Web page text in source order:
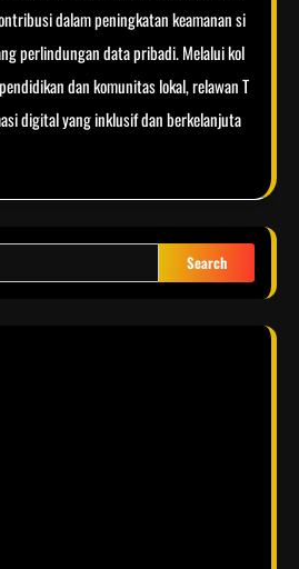
dalam peningkatan keamanan si
perlindungan data pribadi. Melalui kol
dan komunitas lokal, relawan T
digital yang inklusif dan berkelanjuta
Search